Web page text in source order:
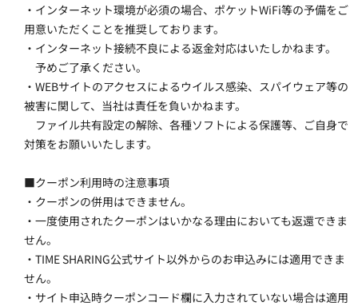
・インターネット環境が必須の場合、ポケットWiFi等の予備をご
用意いただくことを推奨しております。
・インターネット接続不良による返金対応はいたしかねます。
予めご了承ください。
・WEBサイトのアクセスによるウイルス感染、スパイウェア等の
被害に関して、当社は責任を負いかねます。
ファイル共有設定の解除、各種ソフトによる保護等、ご自身で
対策をお願いいたします。
■クーポン利用時の注意事項
・クーポンの併用はできません。
・一度使用されたクーポンはいかなる理由においても返還できま
せん。
・TIME SHARING公式サイト以外からのお申込みには適用できま
せん。
・サイト申込時クーポンコード欄に入力されていない場合は適用